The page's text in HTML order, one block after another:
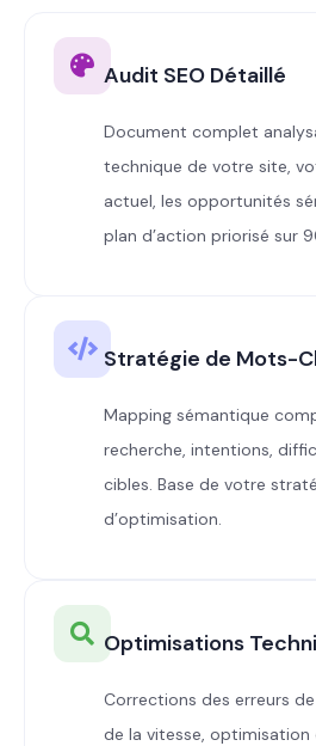
Audit SEO Détaillé
Document complet
technique de votre site,
actuel, les opportunités
plan d’action priorisé sur
Stratégie de Mots-
Mapping sémantique
recherche, intentions,
cibles. Base de votre
d’optimisation.
Optimisations
Corrections des erreurs
de la vitesse, optimisation